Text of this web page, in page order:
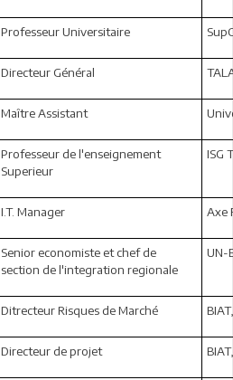
Professeur Universitaire
Directeur Général
Maître Assistant
Professeur de l'enseignement
Superieur
ISG
I.T. Manager Axe
Senior economiste et chef de
section de l'integration regionale
UN-
Ditrecteur Risques de Marché
Directeur de projet